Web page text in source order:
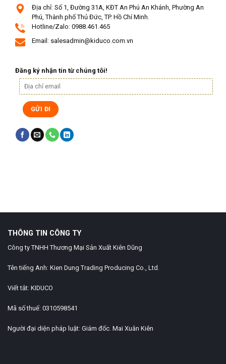
Địa chỉ: Số 1, Đường 31A, KĐT An Phú An Khánh, Phường An
Phú, Thành phố Thủ Đức, TP. Hồ Chí Minh.
Hotline/Zalo: 0988.461.465
Email: salesadmin@kiduco.com.vn
Đăng ký nhận tin từ chúng tôi!
THÔNG TIN CÔNG TY
Công ty TNHH Thương Mại Sản Xuất Kiên Dũng
Tên tiếng Anh: Kien Dung Trading Producing Co., Ltd.
Viết tắt: KIDUCO
Mã số thuế: 0310598541
Người đại diện pháp luật: Giám đốc. Mai Xuân Kiên